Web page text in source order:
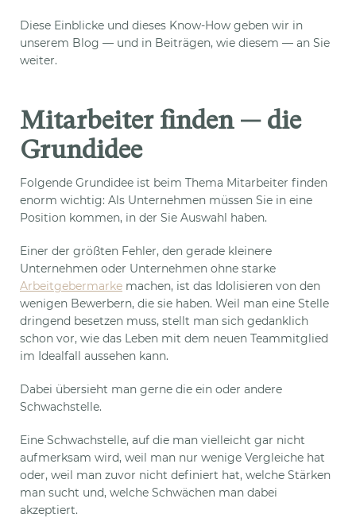
Diese Einblicke und dieses Know-How geben wir in
unserem Blog — und in Beiträgen, wie diesem — an Sie
weiter.
Mitarbeiter finden — die
Grundidee
Folgende Grundidee ist beim Thema Mitarbeiter finden
enorm wichtig: Als Unternehmen müssen Sie in eine
Position kommen, in der Sie Auswahl haben.
Einer der größten Fehler, den gerade kleinere
Unternehmen oder Unternehmen ohne starke
Arbeitgebermarke machen, ist das Idolisieren von den
wenigen Bewerbern, die sie haben. Weil man eine Stelle
dringend besetzen muss, stellt man sich gedanklich
schon vor, wie das Leben mit dem neuen Teammitglied
im Idealfall aussehen kann.
Dabei übersieht man gerne die ein oder andere
Schwachstelle.
Eine Schwachstelle, auf die man vielleicht gar nicht
aufmerksam wird, weil man nur wenige Vergleiche hat
oder, weil man zuvor nicht definiert hat, welche Stärken
man sucht und, welche Schwächen man dabei
akzeptiert.